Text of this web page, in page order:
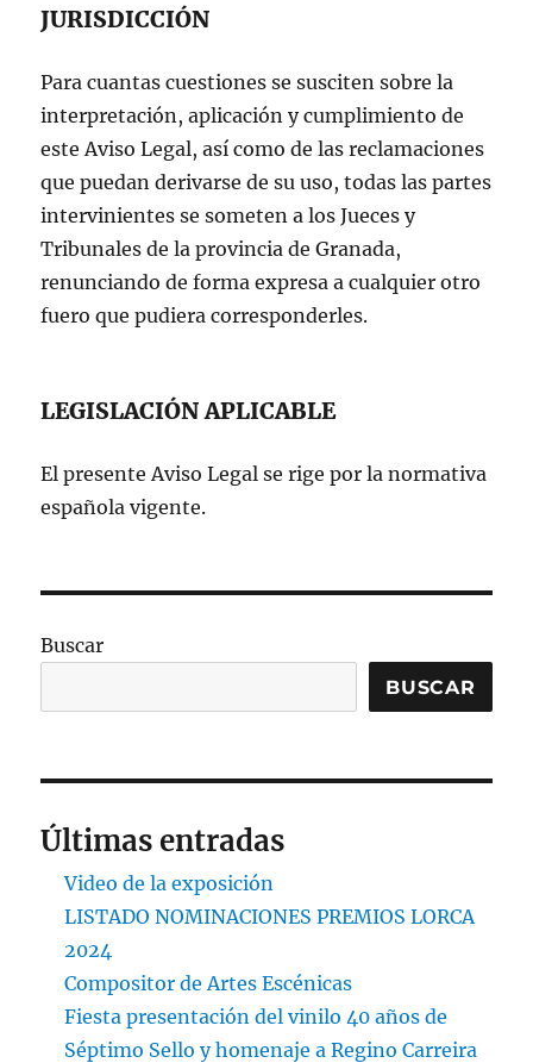
JURISDICCIÓN
Para cuantas cuestiones se susciten sobre la
interpretación, aplicación y cumplimiento de
este Aviso Legal, así como de las reclamaciones
que puedan derivarse de su uso, todas las partes
intervinientes se someten a los Jueces y
Tribunales de la provincia de Granada,
renunciando de forma expresa a cualquier otro
fuero que pudiera corresponderles.
LEGISLACIÓN APLICABLE
El presente Aviso Legal se rige por la normativa
española vigente.
Buscar
BUSCAR
Últimas entradas
Video de la exposición
LISTADO NOMINACIONES PREMIOS LORCA
2024
Compositor de Artes Escénicas
Fiesta presentación del vinilo 40 años de
Séptimo Sello y homenaje a Regino Carreira